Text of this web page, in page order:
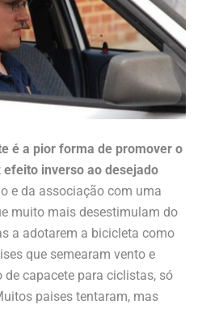
é a pior forma de promover o
inverso ao desejado
e da associação com uma
muito mais desestimulam do
a adotarem a bicicleta como
que semearam vento e
capacete para ciclistas, só
paises tentaram, mas